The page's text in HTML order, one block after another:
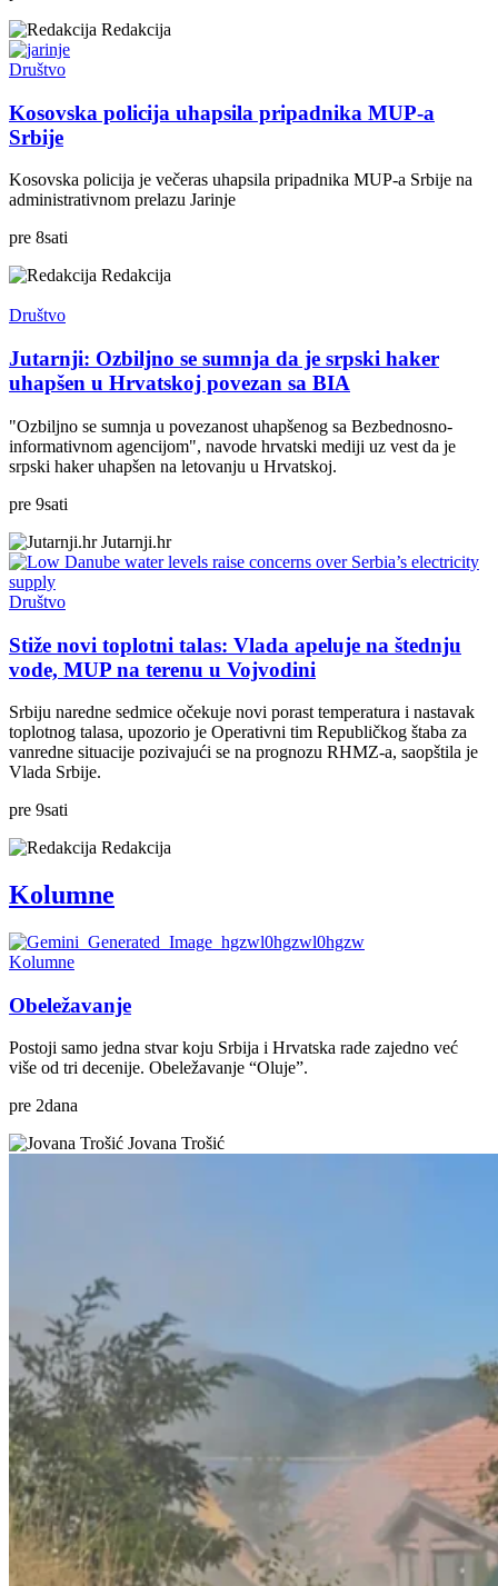
Redakcija
Društvo
Kosovska policija uhapsila pripadnika MUP-a
Srbije
Kosovska policija je večeras uhapsila pripadnika MUP-a Srbije na
administrativnom prelazu Jarinje
pre 8sati
Redakcija
Društvo
Jutarnji: Ozbiljno se sumnja da je srpski haker
uhapšen u Hrvatskoj povezan sa BIA
"Ozbiljno se sumnja u povezanost uhapšenog sa Bezbednosno-
informativnom agencijom", navode hrvatski mediji uz vest da je
srpski haker uhapšen na letovanju u Hrvatskoj.
pre 9sati
Jutarnji.hr
Društvo
Stiže novi toplotni talas: Vlada apeluje na štednju
vode, MUP na terenu u Vojvodini
Srbiju naredne sedmice očekuje novi porast temperatura i nastavak
toplotnog talasa, upozorio je Operativni tim Republičkog štaba za
vanredne situacije pozivajući se na prognozu RHMZ-a, saopštila je
Vlada Srbije.
pre 9sati
Redakcija
Kolumne
Kolumne
Obeležavanje
Postoji samo jedna stvar koju Srbija i Hrvatska rade zajedno već
više od tri decenije. Obeležavanje “Oluje”.
pre 2dana
Jovana Trošić